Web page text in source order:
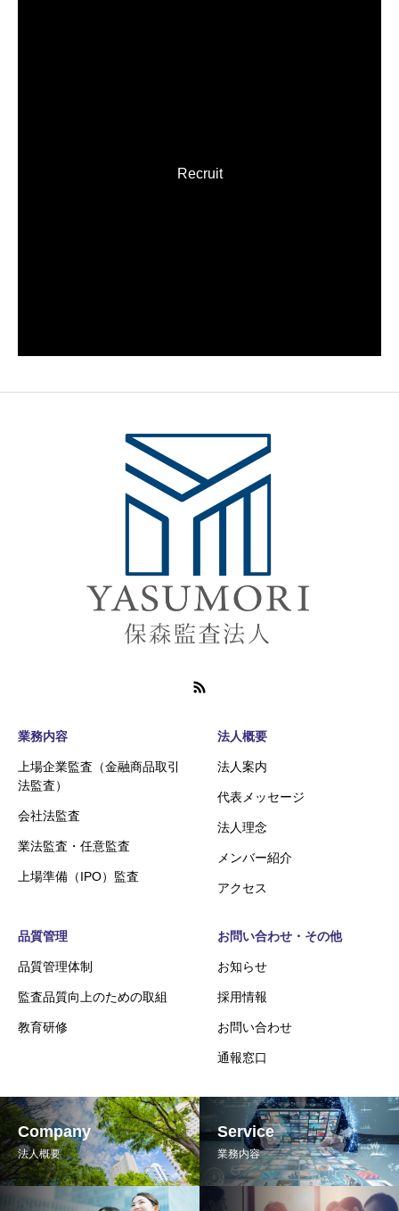
Recruit
業務内容
上場企業監査（金融商品取引
法監査）
会社法監査
業法監査・任意監査
上場準備（IPO）監査
法人概要
法人案内
代表メッセージ
法人理念
メンバー紹介
アクセス
品質管理
品質管理体制
監査品質向上のための取組
教育研修
お問い合わせ・その他
お知らせ
採用情報
お問い合わせ
通報窓口
Company
法人概要
Service
業務内容